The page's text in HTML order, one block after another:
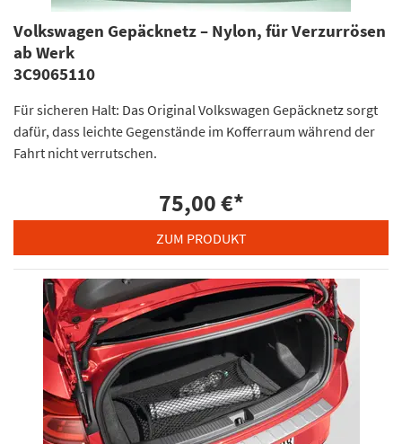
Volkswagen Gepäcknetz – Nylon, für Verzurrösen
ab Werk
3C9065110
Für sicheren Halt: Das Original Volkswagen Gepäcknetz sorgt
dafür, dass leichte Gegenstände im Kofferraum während der
Fahrt nicht verrutschen.
75,00 €*
ZUM PRODUKT